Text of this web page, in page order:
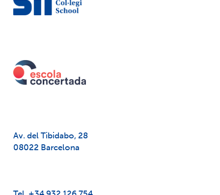
Av. del Tibidabo, 28
08022 Barcelona